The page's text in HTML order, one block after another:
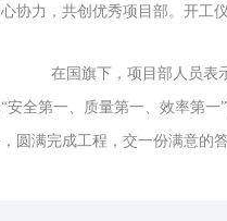
协力，共创优秀项目部。开工
在国旗下，项目部人员表
“安全第一、质量第一、效率第
圆满完成工程，交一份满意的答